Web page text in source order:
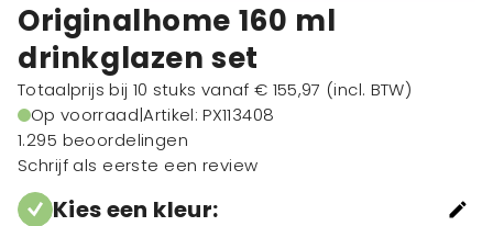
Originalhome 160 ml
drinkglazen set
Totaalprijs bij 10 stuks vanaf € 155,97 (incl. BTW)
Op voorraad|Artikel: PX113408
1.295 beoordelingen
Schrijf als eerste een review
Kies een kleur: